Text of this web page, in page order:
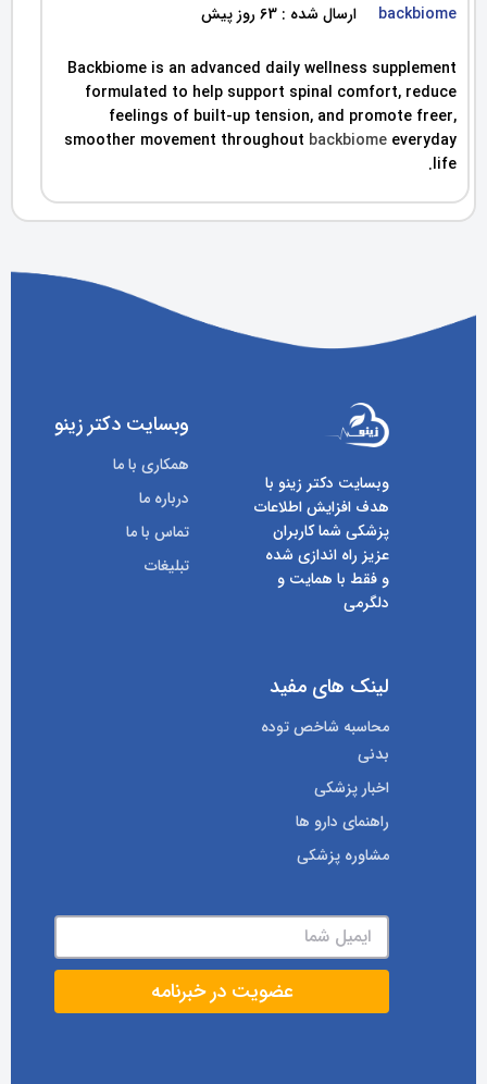
backbiome ارسال شده : 63 روز پیش
Backbiome is an advanced daily wellness supplement
formulated to help support spinal comfort, reduce
feelings of built-up tension, and promote freer,
smoother movement throughout backbiome everyday
life.
وبسایت دکتر زینو با
هدف افزایش اطلاعات
پزشکی شما کاربران
عزیز راه اندازی شده
و فقط با همایت و
دلگرمی
وبسایت دکتر زینو
همکاری با ما
درباره ما
تماس با ما
تبلیغات
لینک های مفید
محاسبه شاخص توده
بدنی
اخبار پزشکی
راهنمای دارو ها
مشاوره پزشکی